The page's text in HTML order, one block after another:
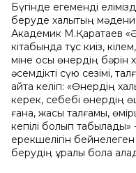
Бүгінде егеменді
беруде халықтың
Академик М.Қаратаев
кітабында тұс киіз,
міне осы өнердің бәрін
әсемдікті сүю сезімі,
айта келіп: «Өнердің
керек, себебі өнердің
ғана, жақсы талғамы,
кепілі болып табылады»
ерекшелігін
берудің құралы бола